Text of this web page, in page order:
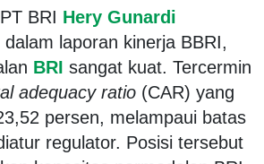
BRI Hery Gunardi
laporan kinerja BBRI,
BRI sangat kuat. Tercermin
adequacy ratio (CAR) yang
persen, melampaui batas
regulator. Posisi tersebut